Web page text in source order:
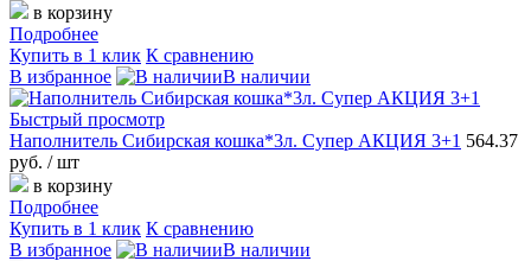
в корзину
Подробнее
Купить в 1 клик К сравнению
В избранное
В наличии
Быстрый просмотр
Наполнитель Сибирская кошка*3л. Супер АКЦИЯ 3+1 564.37
руб. / шт
в корзину
Подробнее
Купить в 1 клик К сравнению
В избранное
В наличии